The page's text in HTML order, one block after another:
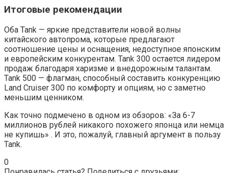
Итоговые рекомендации
Оба Tank — яркие представители новой волны
китайского автопрома, которые предлагают
соотношение цены и оснащения, недоступное японским
и европейским конкурентам. Tank 300 остается лидером
продаж благодаря харизме и внедорожным талантам.
Tank 500 — флагман, способный составить конкуренцию
Land Cruiser 300 по комфорту и опциям, но с заметно
меньшим ценником.
Как точно подмечено в одном из обзоров: «За 6-7
миллионов рублей никакого похожего японца или немца
не купишь» . И это, пожалуй, главный аргумент в пользу
Tank.
0